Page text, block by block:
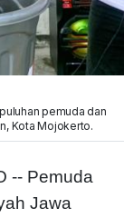
pemuda dan
Kota Mojokerto.
-- Pemuda
Jawa